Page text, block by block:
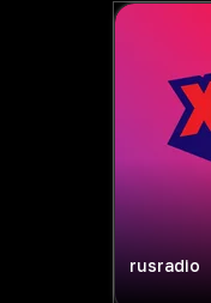
rusradio